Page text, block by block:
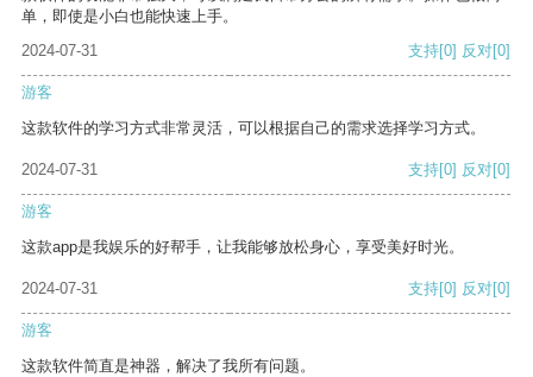
单，即使是小白也能快速上手。
2024-07-31
支持[0] 反对[0]
游客
这款软件的学习方式非常灵活，可以根据自己的需求选择学习方式。
2024-07-31 支持[0] 反对[0]
游客
这款app是我娱乐的好帮手，让我能够放松身心，享受美好时光。
2024-07-31 支持[0] 反对[0]
游客
这款软件简直是神器，解决了我所有问题。